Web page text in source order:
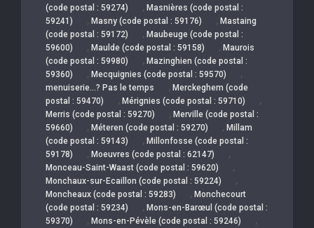
(code postal : 59274)
, Masnières (code postal :
59241)
, Masny (code postal : 59176) , Mastaing
(code postal : 59172)
, Maubeuge (code postal :
59600)
, Maulde (code postal : 59158) , Maurois
(code postal : 59980)
, Mazinghien (code postal :
59360)
, Mecquignies (code postal : 59570) ,
menuiserie…? Pas le temps , Merckeghem (code
postal : 59470)
, Mérignies (code postal : 59710) ,
Merris (code postal : 59270) , Merville (code postal :
59660)
, Méteren (code postal : 59270) , Millam
(code postal : 59143)
, Millonfosse (code postal :
59178)
, Moeuvres (code postal : 62147) ,
Monceau-Saint-Waast (code postal : 59620) ,
Monchaux-sur-Ecaillon (code postal : 59224) ,
Moncheaux (code postal : 59283) , Monchecourt
(code postal : 59234)
, Mons-en-Barœul (code postal :
59370)
, Mons-en-Pévèle (code postal : 59246) ,